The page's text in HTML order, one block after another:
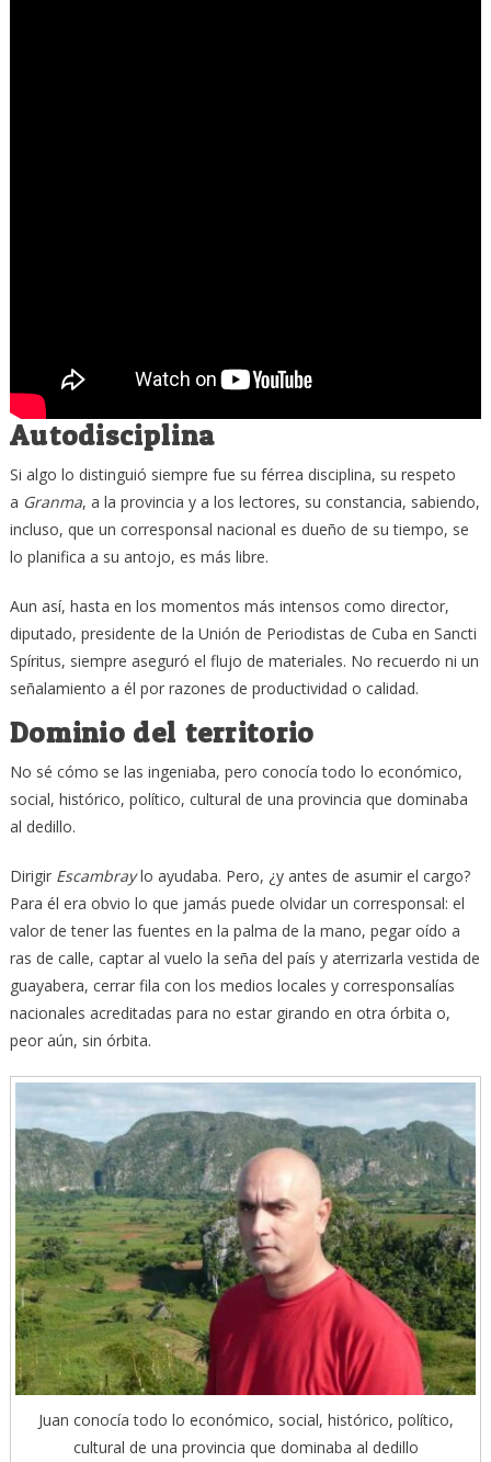
Autodisciplina
Si algo lo distinguió siempre fue su férrea disciplina, su respeto
a Granma, a la provincia y a los lectores, su constancia, sabiendo,
incluso, que un corresponsal nacional es dueño de su tiempo, se
lo planifica a su antojo, es más libre.
Aun así, hasta en los momentos más intensos como director,
diputado, presidente de la Unión de Periodistas de Cuba en Sancti
Spíritus, siempre aseguró el flujo de materiales. No recuerdo ni un
señalamiento a él por razones de productividad o calidad.
Dominio del territorio
No sé cómo se las ingeniaba, pero conocía todo lo económico,
social, histórico, político, cultural de una provincia que dominaba
al dedillo.
Dirigir Escambraylo ayudaba. Pero, ¿y antes de asumir el cargo?
Para él era obvio lo que jamás puede olvidar un corresponsal: el
valor de tener las fuentes en la palma de la mano, pegar oído a
ras de calle, captar al vuelo la seña del país y aterrizarla vestida de
guayabera, cerrar fila con los medios locales y corresponsalías
nacionales acreditadas para no estar girando en otra órbita o,
peor aún, sin órbita.
Juan conocía todo lo económico, social, histórico, político,
cultural de una provincia que dominaba al dedillo